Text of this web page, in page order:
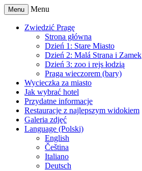
Menu Menu
Zwiedzić Pragę
Strona główna
Dzień 1: Stare Miasto
Dzień 2: Malá Strana i Zamek
Dzień 3: zoo i rejs łodzią
Praga wieczorem (bary)
Wycieczka za miasto
Jak wybrać hotel
Przydatne informacje
Restauracje z najlepszym widokiem
Galeria zdjęć
Language (Polski)
English
Čeština
Italiano
Deutsch